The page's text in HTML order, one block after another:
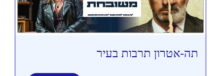
תה-אטרון תרבות בעיר